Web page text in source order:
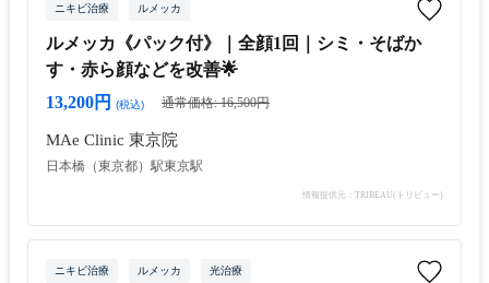
ニキビ治療 ルメッカ
ルメッカ《パック付》｜全顔1回｜シミ・そばか
す・赤ら顔などを改善🌟
13,200円
(税込) 通常価格: 16,500円
MAe Clinic 東京院
日本橋（東京都）駅東京駅
情報提供元：TRIBEAU(トリビュー)
ニキビ治療 ルメッカ 光治療